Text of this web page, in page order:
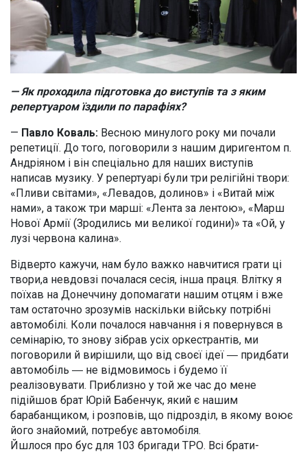
— Як проходила підготовка до виступів та з яким
репертуаром їздили по парафіях?
— Павло Коваль: Весною минулого року ми почали
репетиції. До того, поговорили з нашим диригентом п.
Андріяном і він спеціально для наших виступів
написав музику. У репертуарі були три релігійні твори:
«Пливи світами», «Левадов, долинов» і «Витай між
нами», а також три марші: «Лента за лентою», «Марш
Нової Армії (Зродились ми великої години)» та «Ой, у
лузі червона калина».
Відверто кажучи, нам було важко навчитися грати ці
твори,а невдовзі почалася сесія, інша праця. Влітку я
поїхав на Донеччину допомагати нашим отцям і вже
там остаточно зрозумів наскільки війську потрібні
автомобілі. Коли почалося навчання і я повернувся в
семінарію, то знову зібрав усіх оркестрантів, ми
поговорили й вирішили, що від своєї ідеї ― придбати
автомобіль ― не відмовимось і будемо її
реалізовувати. Приблизно у той же час до мене
підійшов брат Юрій Бабенчук, який є нашим
барабанщиком, і розповів, що підрозділ, в якому воює
його знайомий, потребує автомобіля.
Йшлося про бус для 103 бригади ТРО. Всі брати-